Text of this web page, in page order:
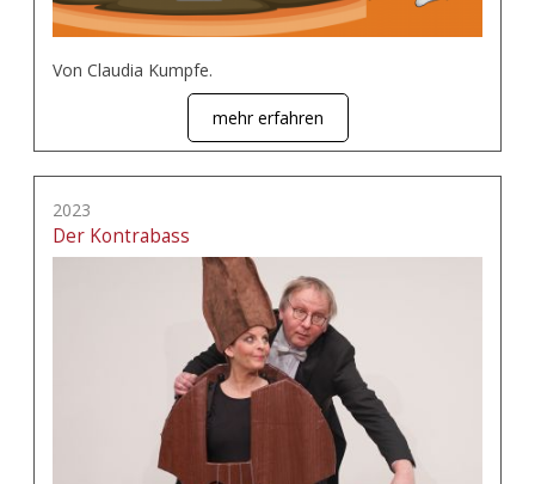
Von Claudia Kumpfe.
mehr erfahren
2023
Der Kontrabass